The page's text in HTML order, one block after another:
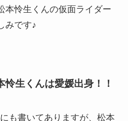
本怜生くんの仮面ライダー
みです♪
怜生くんは愛媛出身！！
も書いてありますが、松本